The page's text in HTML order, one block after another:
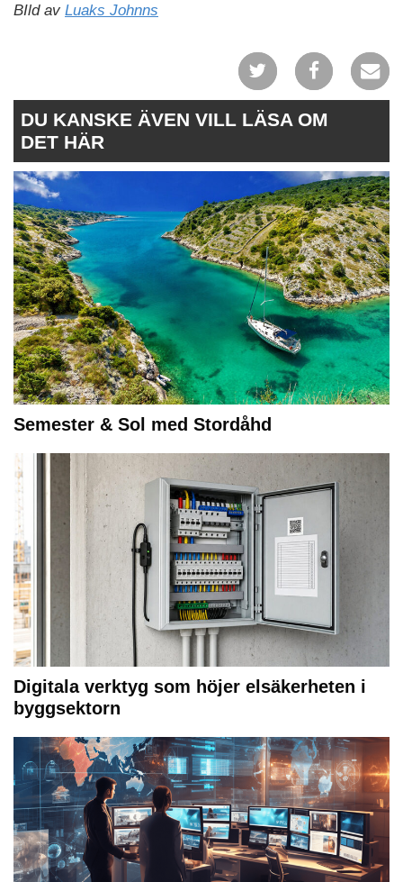
BIld av Luaks Johnns
DU KANSKE ÄVEN VILL LÄSA OM
DET HÄR
Semester & Sol med Stordåhd
Digitala verktyg som höjer elsäkerheten i
byggsektorn